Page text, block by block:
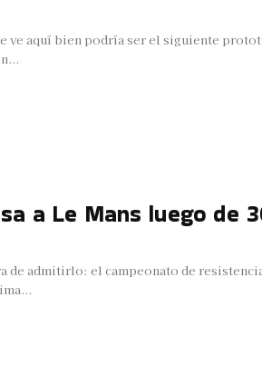
ve aquí bien podría ser el siguiente
a Le Mans luego de
de admitirlo: el campeonato de